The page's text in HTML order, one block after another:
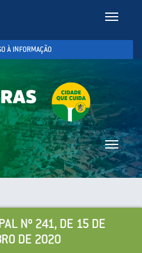
Toggle
À INFORMAÇÃO
Toggle
Nº 241, DE 15 DE
DE 2020